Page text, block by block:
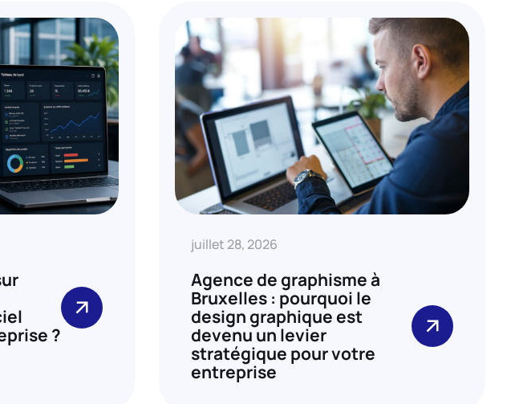
?
juillet 28, 2026
Agence de graphisme à
Bruxelles : pourquoi le
design graphique est
devenu un levier
stratégique pour votre
entreprise